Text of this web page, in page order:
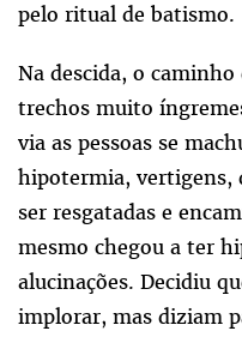
pelo ritual de batismo.
Na descida, o
trechos muito
via as pessoas se
hipotermia, vertigens,
ser resgatadas e
mesmo chegou a ter
alucinações. Decidiu
implorar, mas diziam